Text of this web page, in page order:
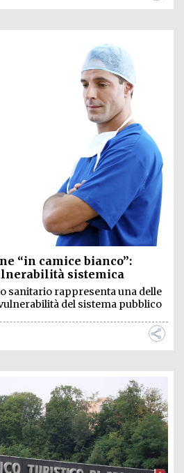
“in camice bianco”:
sistemica
sanitario rappresenta una delle
del sistema pubblico